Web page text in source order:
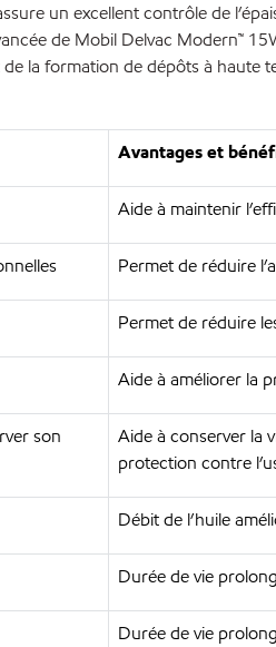
un excellent contrôle de
de Mobil Delvac Modern™
de la formation de dépôts à haute
Avantages et
Aide à maintenir
Permet de réduire
Permet de réduire
Aide à améliorer la
son
Aide à conserver la
protection contre
Débit de l’huile
Durée de vie
Durée de vie